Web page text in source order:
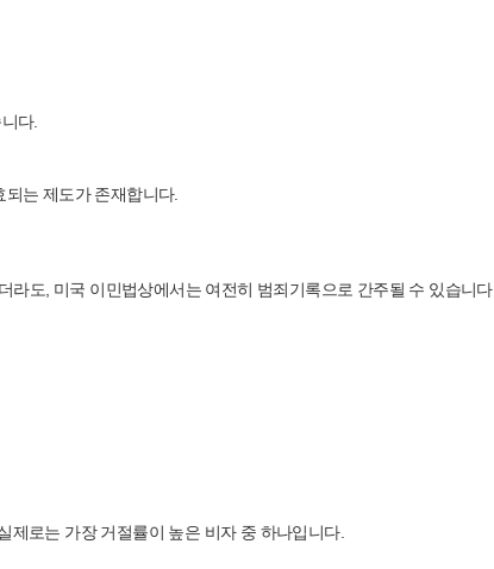
다.
는 제도가 존재합니다.
라도, 미국 이민법상에서는 여전히 범죄기록으로 간주될 수 있습니다.
제로는 가장 거절률이 높은 비자 중 하나입니다.